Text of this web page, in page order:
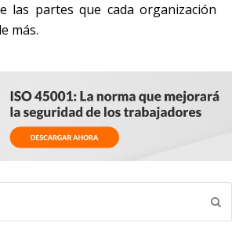
las partes que cada organización
más.